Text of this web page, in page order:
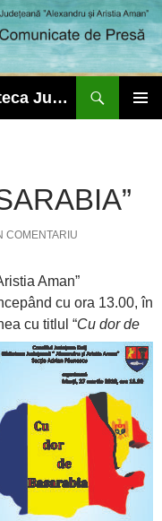
Comunicate de Presă – Biblioteca Județeană ”Alexandru și Aristia Aman”
COMENTARIU
Aman”
cu ora 13.00, în
cu titlul “Cu dor de